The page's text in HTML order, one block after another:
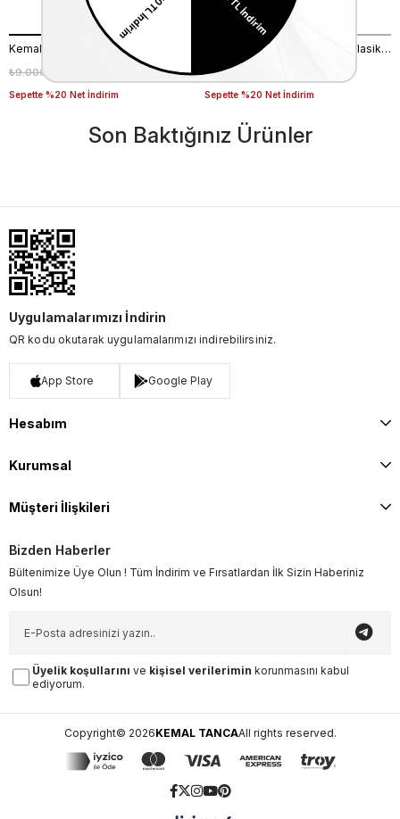
₺9.000,00
Sepette %20 Net İndirim
Kemal Tanca Bağcıklı Erkek Klasik Ayakkabı 700
₺9.000,00
Sepette %20 Net İndirim
Son Baktığınız Ürünler
Uygulamalarımızı İndirin
QR kodu okutarak uygulamalarımızı indirebilirsiniz.
App Store Google Play
Hesabım
Kurumsal
Müşteri İlişkileri
Bizden Haberler
Bültenimize Üye Olun ! Tüm İndirim ve Fırsatlardan İlk Sizin Haberiniz
Olsun!
Üyelik koşullarını ve kişisel verilerimin korunmasını kabul
ediyorum.
Copyright© 2026KEMAL TANCAAll rights reserved.